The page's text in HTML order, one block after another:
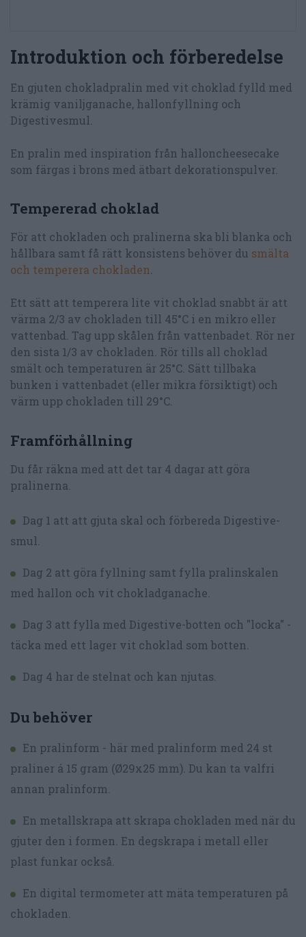
Introduktion och förberedelse
En gjuten chokladpralin med vit choklad fylld med
krämig vaniljganache, hallonfyllning och
Digestivesmul.
En pralin med inspiration från halloncheesecake
som färgas i brons med ätbart dekorationspulver.
Tempererad choklad
För att chokladen och pralinerna ska bli blanka och
hållbara samt få rätt konsistens behöver du smälta
och temperera chokladen.
Ett sätt att temperera lite vit choklad snabbt är att
värma 2/3 av chokladen till 45°C i en mikro eller
vattenbad. Tag upp skålen från vattenbadet. Rör ner
den sista 1/3 av chokladen. Rör tills all choklad
smält och temperaturen är 25°C. Sätt tillbaka
bunken i vattenbadet (eller mikra försiktigt) och
värm upp chokladen till 29°C.
Framförhållning
Du får räkna med att det tar 4 dagar att göra
pralinerna.
Dag 1 att att gjuta skal och förbereda Digestive-
smul.
Dag 2 att göra fyllning samt fylla pralinskalen
med hallon och vit chokladganache.
Dag 3 att fylla med Digestive-botten och "locka" -
täcka med ett lager vit choklad som botten.
Dag 4 har de stelnat och kan njutas.
Du behöver
En pralinform - här med pralinform med 24 st
praliner á 15 gram (Ø29x25 mm). Du kan ta valfri
annan pralinform.
En metallskrapa att skrapa chokladen med när du
gjuter den i formen. En degskrapa i metall eller
plast funkar också.
En digital termometer att mäta temperaturen på
chokladen.